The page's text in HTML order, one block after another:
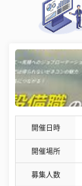
開催日時
開催場所
募集人数